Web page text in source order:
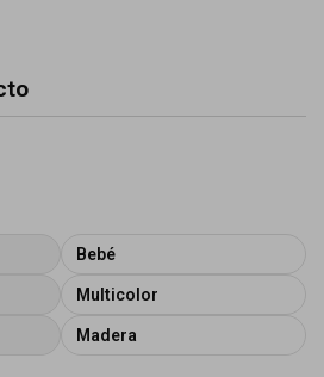
Bebé
Multicolor
Madera